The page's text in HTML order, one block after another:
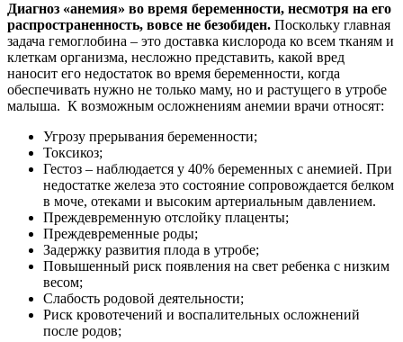
Диагноз «анемия» во время беременности, несмотря на его
распространенность, вовсе не безобиден. Поскольку главная
задача гемоглобина – это доставка кислорода ко всем тканям и
клеткам организма, несложно представить, какой вред
наносит его недостаток во время беременности, когда
обеспечивать нужно не только маму, но и растущего в утробе
малыша. К возможным осложнениям анемии врачи относят:
Угрозу прерывания беременности;
Токсикоз;
Гестоз – наблюдается у 40% беременных с анемией. При
недостатке железа это состояние сопровождается белком
в моче, отеками и высоким артериальным давлением.
Преждевременную отслойку плаценты;
Преждевременные роды;
Задержку развития плода в утробе;
Повышенный риск появления на свет ребенка с низким
весом;
Слабость родовой деятельности;
Риск кровотечений и воспалительных осложнений
после родов;